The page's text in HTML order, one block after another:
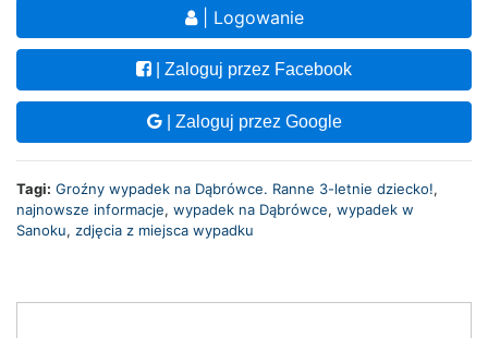
| Logowanie
| Zaloguj przez Facebook
| Zaloguj przez Google
Tagi: Groźny wypadek na Dąbrówce. Ranne 3-letnie dziecko!,
najnowsze informacje, wypadek na Dąbrówce, wypadek w
Sanoku, zdjęcia z miejsca wypadku